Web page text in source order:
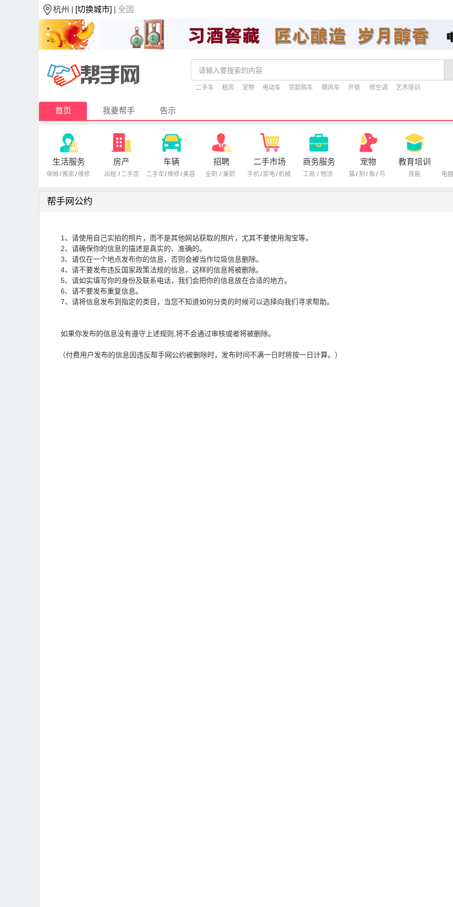
杭州 | [切换城市] |全国
二手车 租房 宠物 电动车 贷款购车 顺风车 开锁 修空调 艺术培训
首页 我要帮手 告示
生活服务
保姆/搬家 /维修
房产
出租 /二手房
车辆
二手车/维修/美容
招聘
全职 / 兼职
二手市场
手机/ 家电/机械
商务服务
工商 / 物流
宠物
猫/ 狗 / 鱼 / 鸟
教育培训
技能 电器
帮手网公约
1、请使用自己实拍的照片，而不是其他网站获取的照片，尤其不要使用淘宝等。
2、请确保你的信息的描述是真实的、准确的。
3、请仅在一个地点发布你的信息，否则会被当作垃圾信息删除。
4、请不要发布违反国家政策法规的信息，这样的信息将被删除。
5、请如实填写你的身份及联系电话，我们会把你的信息放在合适的地方。
6、请不要发布重复信息。
7、请将信息发布到指定的类目，当您不知道如何分类的时候可以选择向我们寻求帮助。
如果你发布的信息没有遵守上述规则,将不会通过审核或者将被删除。
（付费用户发布的信息因违反帮手网公约被删除时，发布时间不满一日时将按一日计算。）